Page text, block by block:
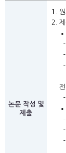
논문 작성 및
제출
▪
-
-
-
-
-
▪
-
-
-